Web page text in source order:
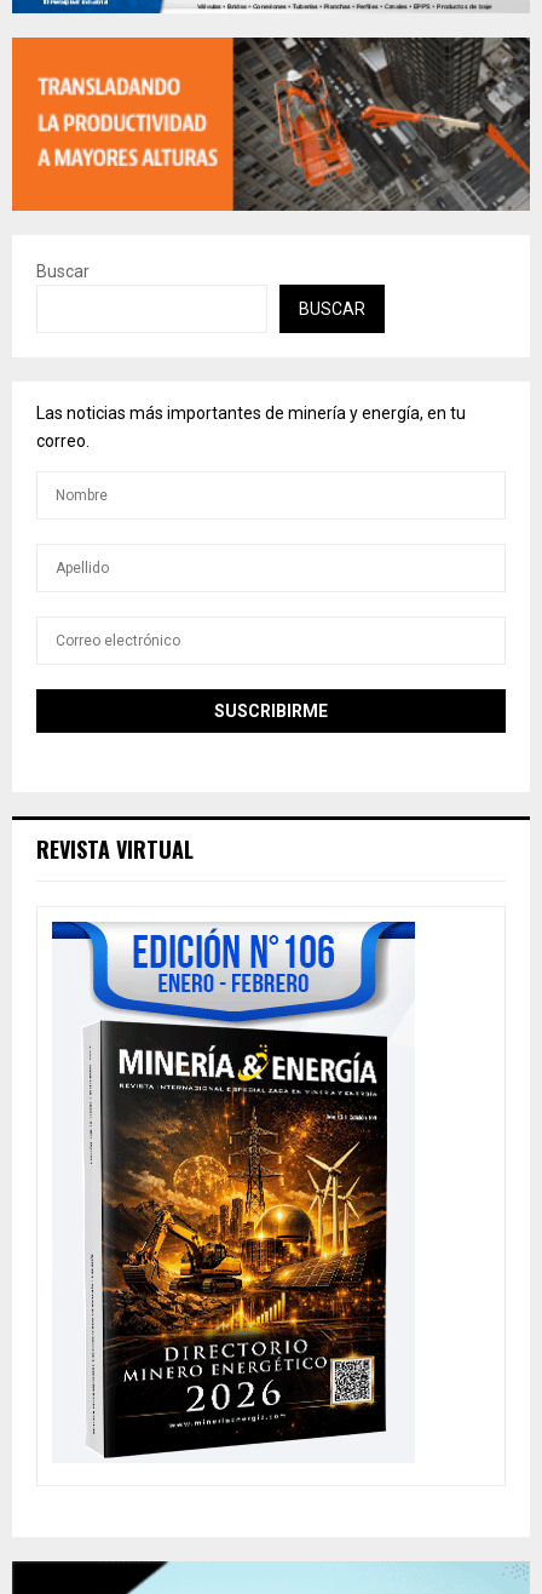
Buscar
BUSCAR
Las noticias más importantes de minería y energía, en tu
correo.
REVISTA VIRTUAL